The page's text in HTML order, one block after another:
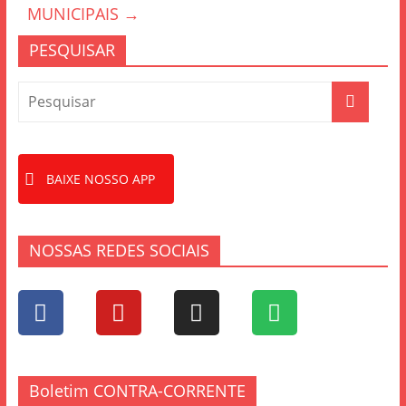
MUNICIPAIS →
PESQUISAR
BAIXE NOSSO APP
NOSSAS REDES SOCIAIS
Boletim CONTRA-CORRENTE